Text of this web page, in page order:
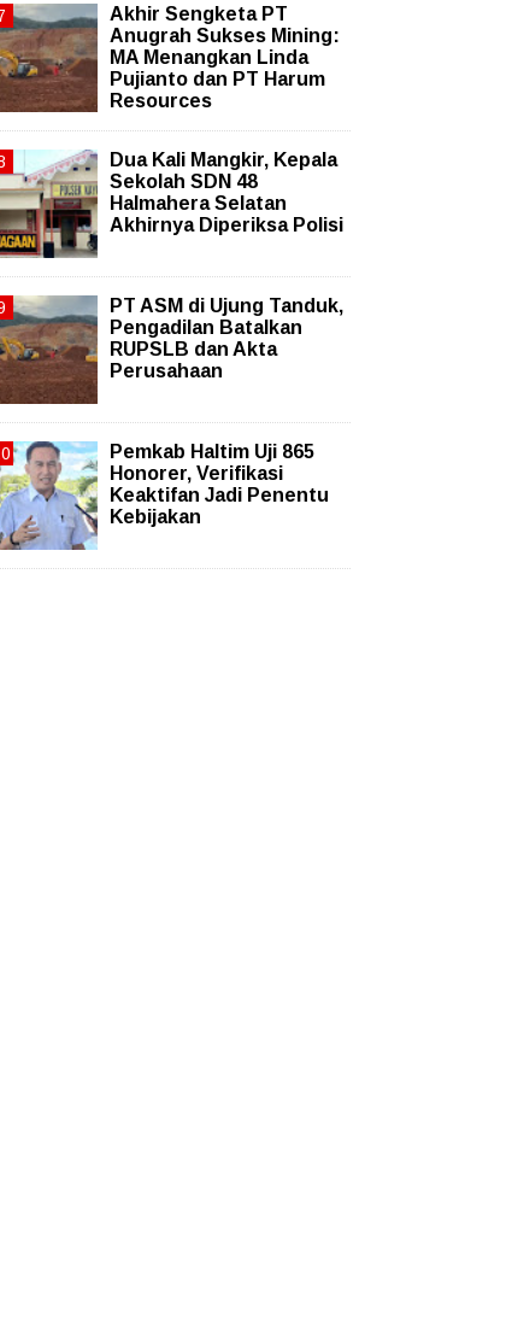
Akhir Sengketa PT
Anugrah Sukses Mining:
MA Menangkan Linda
Pujianto dan PT Harum
Resources
Dua Kali Mangkir, Kepala
Sekolah SDN 48
Halmahera Selatan
Akhirnya Diperiksa Polisi
PT ASM di Ujung Tanduk,
Pengadilan Batalkan
RUPSLB dan Akta
Perusahaan
Pemkab Haltim Uji 865
Honorer, Verifikasi
Keaktifan Jadi Penentu
Kebijakan